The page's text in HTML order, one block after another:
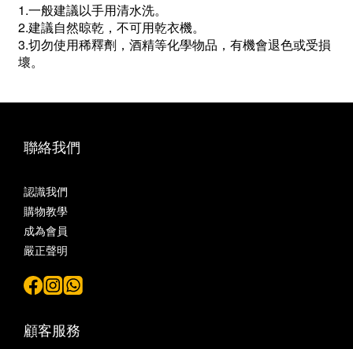
1.一般建議以手用清水洗。
2.建議自然晾乾，不可用乾衣機。
3.切勿使用稀釋劑，酒精等化學物品，有機會退色或受損
壞。
聯絡我們
認識我們
購物教學
成為會員
嚴正聲明
顧客服務